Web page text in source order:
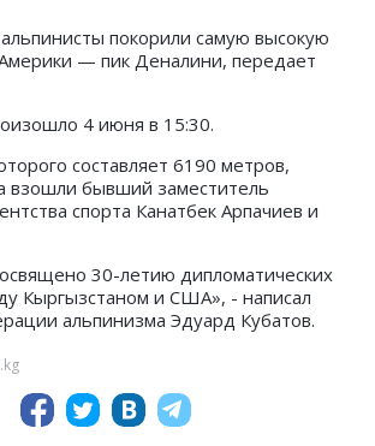
покорили самую высокую
— пик Деналини, передает
4 июня в 15:30.
составляет 6190 метров,
взошли бывший заместитель
спорта Канатбек Арпачиев и
30-летию дипломатических
Кыргызстаном и США», - написал
альпинизма Эдуард Кубатов.